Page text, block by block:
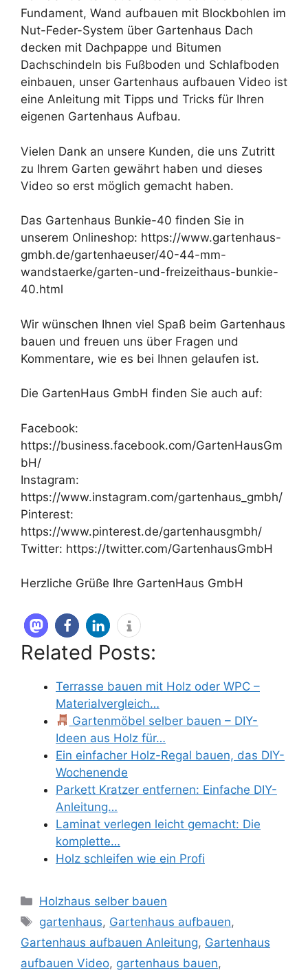
Fundament, Wand aufbauen mit Blockbohlen im
Nut-Feder-System über Gartenhaus Dach
decken mit Dachpappe und Bitumen
Dachschindeln bis Fußboden und Schlafboden
einbauen, unser Gartenhaus aufbauen Video ist
eine Anleitung mit Tipps und Tricks für Ihren
eigenen Gartenhaus Aufbau.
Vielen Dank an unsere Kunden, die uns Zutritt
zu Ihrem Garten gewährt haben und dieses
Video so erst möglich gemacht haben.
Das Gartenhaus Bunkie-40 finden Sie in
unserem Onlineshop: https://www.gartenhaus-
gmbh.de/gartenhaeuser/40-44-mm-
wandstaerke/garten-und-freizeithaus-bunkie-
40.html
Wir wünschen Ihnen viel Spaß beim Gartenhaus
bauen und freuen uns über Fragen und
Kommentare, wie es bei Ihnen gelaufen ist.
Die GartenHaus GmbH finden Sie auch auf:
Facebook:
https://business.facebook.com/GartenHausGm
bH/
Instagram:
https://www.instagram.com/gartenhaus_gmbh/
Pinterest:
https://www.pinterest.de/gartenhausgmbh/
Twitter: https://twitter.com/GartenhausGmbH
Herzliche Grüße Ihre GartenHaus GmbH
Related Posts:
Terrasse bauen mit Holz oder WPC –
Materialvergleich…
Gartenmöbel selber bauen – DIY-
Ideen aus Holz für…
Ein einfacher Holz-Regal bauen, das DIY-
Wochenende
Parkett Kratzer entfernen: Einfache DIY-
Anleitung…
Laminat verlegen leicht gemacht: Die
komplette…
Holz schleifen wie ein Profi
Kategorien
Holzhaus selber bauen
Schlagwörter
gartenhaus, Gartenhaus aufbauen,
Gartenhaus aufbauen Anleitung, Gartenhaus
aufbauen Video, gartenhaus bauen,